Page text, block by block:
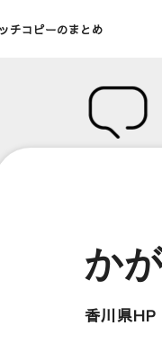
チコピーのまとめ
か
香川県HP